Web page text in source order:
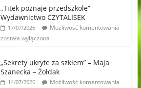
„Titek poznaje przedszkole” –
Wydawnictwo CZYTALISEK
17/07/2026
Możliwość komentowania
została wyłączona
„Sekrety ukryte za szkłem” – Maja
Szanecka – Żołdak
14/07/2026
Możliwość komentowania